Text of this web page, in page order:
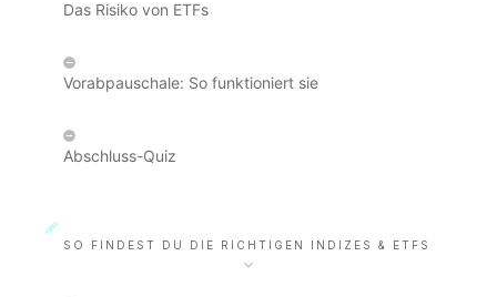
Das Risiko von ETFs
Vorabpauschale: So funktioniert sie
Abschluss-Quiz
SO FINDEST DU DIE RICHTIGEN INDIZES & ETFS